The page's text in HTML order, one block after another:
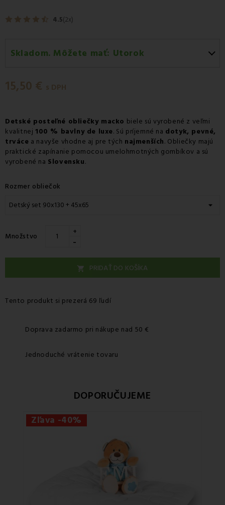
4.5(2x)
Skladom. Môžete mať: Utorok
Utorok 11.08
Utorok 11.08-Osobný odber v odbernom mieste GLS
Streda 12.08 -Packeta doručenie kuriérom na adresu
15,50 € s DPH
Detské posteľné obliečky macko biele sú vyrobené z veľmi
kvalitnej 100 % bavlny de luxe. Sú príjemné na dotyk, pevné,
trváce a navyše vhodne aj pre tých najmenších. Obliečky majú
praktické zapínanie pomocou umelohmotných gombíkov a sú
vyrobené na Slovensku.
Rozmer obliečok
Množstvo +
-
 PRIDAŤ DO KOŠÍKA
Tento produkt si prezerá 69 ľudí
Doprava zadarmo pri nákupe nad 50 €
Jednoduché vrátenie tovaru
DOPORUČUJEME
Zľava -40%